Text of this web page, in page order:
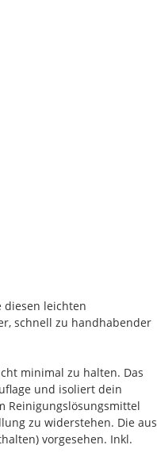
diesen leichten
schnell zu handhabender
minimal zu halten. Das
und isoliert dein
Reinigungslösungsmittel
zu widerstehen. Die aus
vorgesehen. Inkl.